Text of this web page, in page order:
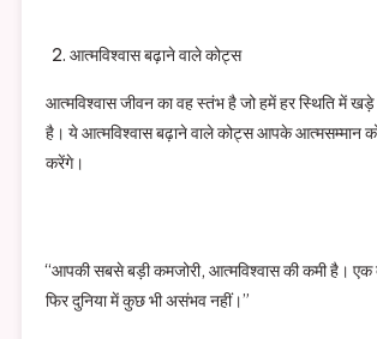
आत्मविश्वास बढ़ाने वाले कोट्स
आत्मविश्वास जीवन का वह स्तंभ है जो हमें हर स्थिति में
है। ये आत्मविश्वास बढ़ाने वाले कोट्स आपके आत्मसम्मान
करेंगे।
“आपकी सबसे बड़ी कमजोरी, आत्मविश्वास की कमी है। एक
फिर दुनिया में कुछ भी असंभव नहीं।”